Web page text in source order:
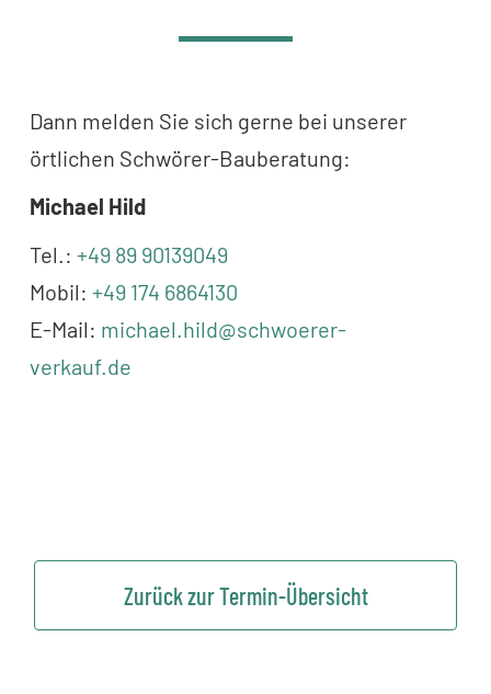
Dann melden Sie sich gerne bei unserer
örtlichen Schwörer-Bauberatung:
Michael Hild
Tel.: +49 89 90139049
Mobil: +49 174 6864130
E-Mail: michael.hild@schwoerer-
verkauf.de
Zurück zur Termin-Übersicht